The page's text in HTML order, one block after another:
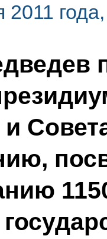
2011
и